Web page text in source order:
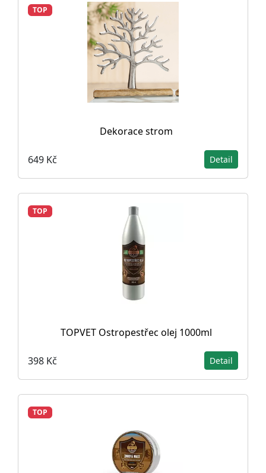
TOP
Dekorace strom
649 Kč Detail
TOP
TOPVET Ostropestřec olej 1000ml
398 Kč Detail
TOP